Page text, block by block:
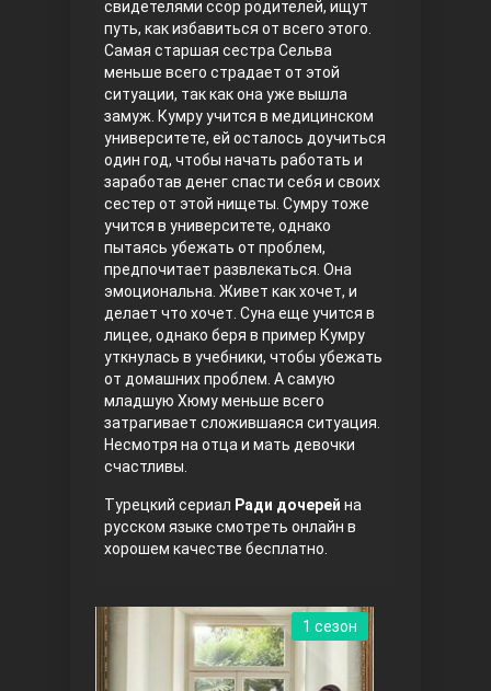
Воскресший Эртугрул
Три сестры
Ветреный холм
свидетелями ссор родителей, ищут
путь, как избавиться от всего этого.
Самая старшая сестра Сельва
меньше всего страдает от этой
ситуации, так как она уже вышла
замуж. Кумру учится в медицинском
университете, ей осталось доучиться
один год, чтобы начать работать и
заработав денег спасти себя и своих
сестер от этой нищеты. Сумру тоже
учится в университете, однако
пытаясь убежать от проблем,
предпочитает развлекаться. Она
эмоциональна. Живет как хочет, и
делает что хочет. Суна еще учится в
лицее, однако беря в пример Кумру
уткнулась в учебники, чтобы убежать
от домашних проблем. А самую
младшую Хюму меньше всего
затрагивает сложившаяся ситуация.
Несмотря на отца и мать девочки
счастливы.
Турецкий сериал Ради дочерей на
русском языке смотреть онлайн в
хорошем качестве бесплатно.
1 сезон